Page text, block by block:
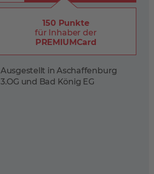
150 Punkte
für Inhaber der
PREMIUMCard
Ausgestellt in Aschaffenburg
3.OG und Bad König EG